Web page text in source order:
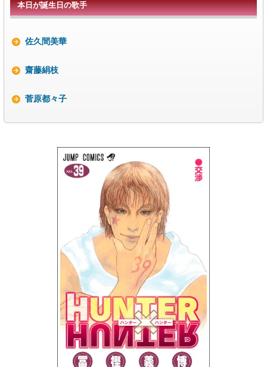
本日が誕生日の歌手
佐久間美華
齋藤絹枝
菅原都々子